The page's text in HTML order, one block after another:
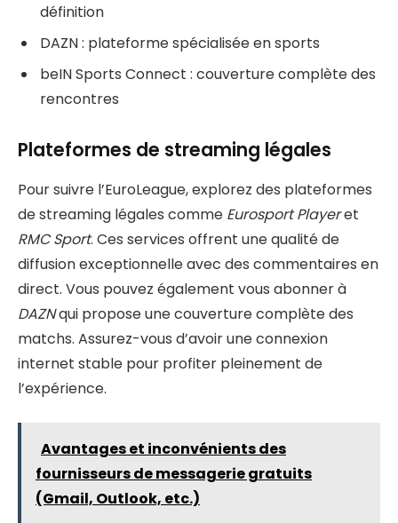
définition
DAZN : plateforme spécialisée en sports
beIN Sports Connect : couverture complète des
rencontres
Plateformes de streaming légales
Pour suivre l’EuroLeague, explorez des plateformes
de streaming légales comme Eurosport Playeret
RMC Sport. Ces services offrent une qualité de
diffusion exceptionnelle avec des commentaires en
direct. Vous pouvez également vous abonner à
DAZNqui propose une couverture complète des
matchs. Assurez-vous d’avoir une connexion
internet stable pour profiter pleinement de
l’expérience.
Avantages et inconvénients des
fournisseurs de messagerie gratuits
(Gmail, Outlook, etc.)